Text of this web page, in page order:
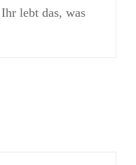
lebt das, was